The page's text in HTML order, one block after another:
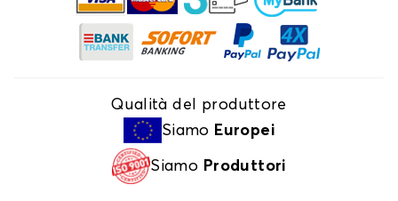
Qualità del produttore
Siamo Europei
Siamo Produttori